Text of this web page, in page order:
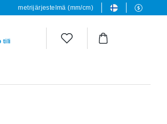
metrijärjestelmä (mm/cm)
tili